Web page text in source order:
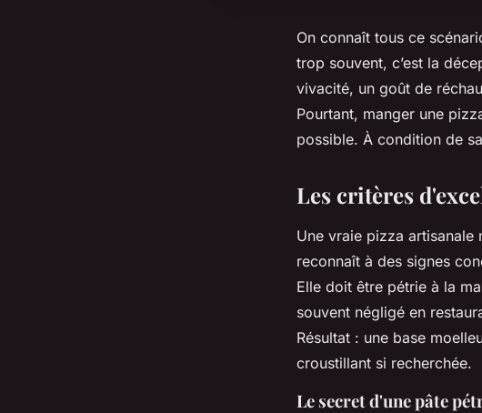
On connaît tous ce
trop souvent, c’est la
vivacité, un goût de
Pourtant, manger une
possible. À condition de
Les critères
Une vraie pizza artisanale
reconnaît à des signes
Elle doit être pétrie à la
souvent négligé en
Résultat : une base
croustillant si recherchée.
Le secret d'une pâte